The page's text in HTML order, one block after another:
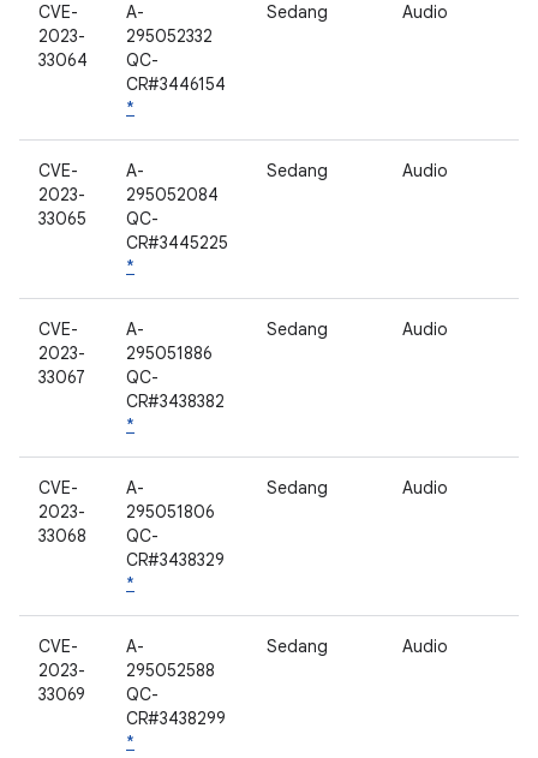
CVE-
2023-
33064
A-
295052332
QC-
CR#3446154
*
Sedang Audio
CVE-
2023-
33065
A-
295052084
QC-
CR#3445225
*
Sedang Audio
CVE-
2023-
33067
A-
295051886
QC-
CR#3438382
*
Sedang Audio
CVE-
2023-
33068
A-
295051806
QC-
CR#3438329
*
Sedang Audio
CVE-
2023-
33069
A-
295052588
QC-
CR#3438299
*
Sedang Audio